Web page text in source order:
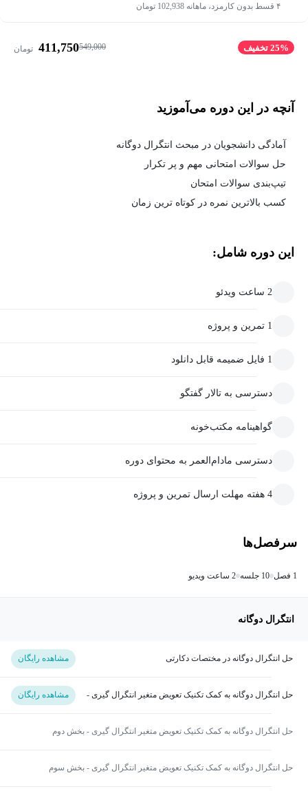
۴ قسط بدون کارمزد، ماهانه 102,938 تومان
25% تخفیف 549,000
411,750 تومان
آنچه در این دوره می‌آموزید
آمادگی دانشجویان در مبحث انتگرال دوگانه
حل سوالات امتحانی مهم و پر تکرار
تیپ‌بندی سوالات امتحان
کسب بالاترین نمره در کوتاه ترین زمان
این دوره شامل:
2 ساعت ویدئو
1 تمرین و پروژه
1 فایل ضمیمه قابل دانلود
دسترسی به تالار گفتگو
گواهینامه مکتب‌خونه
دسترسی مادام‌العمر به محتوای دوره
4 هفته مهلت ارسال تمرین و پروژه
سرفصل‌ها
1 فصل 10 جلسه 2 ساعت ویدیو
انتگرال دوگانه
حل انتگرال دوگانه در مختصات دکارتی مشاهده رایگان
حل انتگرال دوگانه به کمک تکنیک تعویض متغیر انتگرال گیری -
مشاهده رایگان
حل انتگرال دوگانه به کمک تکنیک تعویض متغیر انتگرال گیری - بخش دوم
حل انتگرال دوگانه به کمک تکنیک تعویض متغیر انتگرال گیری - بخش سوم